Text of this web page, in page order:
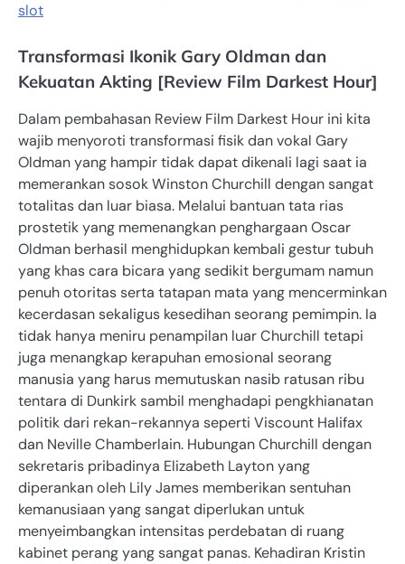
slot
Transformasi Ikonik Gary Oldman dan
Kekuatan Akting [Review Film Darkest Hour]
Dalam pembahasan Review Film Darkest Hour ini kita
wajib menyoroti transformasi fisik dan vokal Gary
Oldman yang hampir tidak dapat dikenali lagi saat ia
memerankan sosok Winston Churchill dengan sangat
totalitas dan luar biasa. Melalui bantuan tata rias
prostetik yang memenangkan penghargaan Oscar
Oldman berhasil menghidupkan kembali gestur tubuh
yang khas cara bicara yang sedikit bergumam namun
penuh otoritas serta tatapan mata yang mencerminkan
kecerdasan sekaligus kesedihan seorang pemimpin. Ia
tidak hanya meniru penampilan luar Churchill tetapi
juga menangkap kerapuhan emosional seorang
manusia yang harus memutuskan nasib ratusan ribu
tentara di Dunkirk sambil menghadapi pengkhianatan
politik dari rekan-rekannya seperti Viscount Halifax
dan Neville Chamberlain. Hubungan Churchill dengan
sekretaris pribadinya Elizabeth Layton yang
diperankan oleh Lily James memberikan sentuhan
kemanusiaan yang sangat diperlukan untuk
menyeimbangkan intensitas perdebatan di ruang
kabinet perang yang sangat panas. Kehadiran Kristin